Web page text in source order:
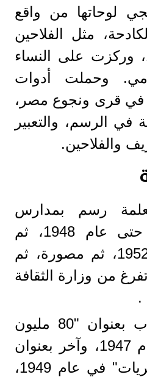
لوحاتها من واقع
مثل الفلاحين
وركزت على النساء
وحملت أدوات
في قرى ونجوع مصر،
في الرسم، والتعبير
والفلاحين.
رسم بمدارس
الليسية الفرنسية حتى عام 1948، ثم
صحفية حتى عام 1952، ثم مصورة، ثم
من وزارة الثقافة
وقد صدر لها كتاب بعنوان "80 مليون
امرأة معنا" في عام 1947، وآخر بعنوان
"نحن النساء المصريات" في عام 1949،